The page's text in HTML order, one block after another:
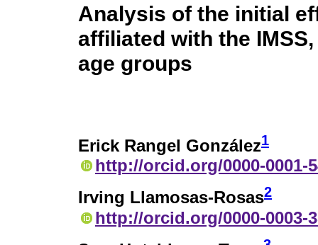
Analysis of the initial
affiliated with the
age groups
Erick Rangel González1
http://orcid.org/0000-0001-
Irving Llamosas-Rosas2
http://orcid.org/0000-0003-